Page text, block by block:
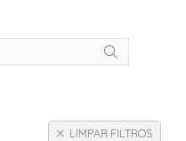
LIMPAR FILTROS